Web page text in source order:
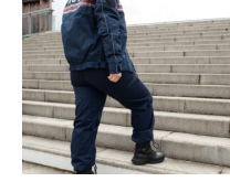
sur
la